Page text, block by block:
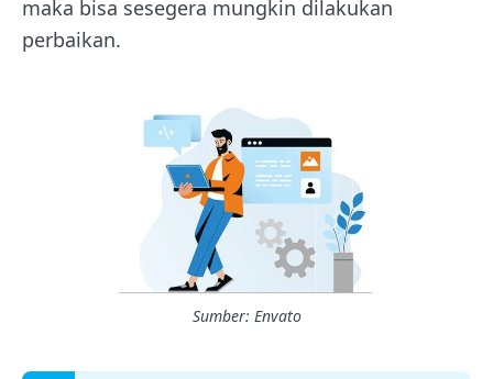
maka bisa sesegera mungkin dilakukan
perbaikan.
Sumber: Envato